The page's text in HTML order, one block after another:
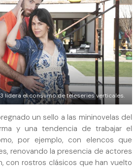
lidera el consumo de teleseries verticales.
un sello a las mininovelas del
y una tendencia de trabajar el
por ejemplo, con elencos que
renovando la presencia de actores
con rostros clásicos que han vuelto